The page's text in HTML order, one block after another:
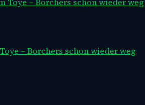
– Borchers schon wieder weg